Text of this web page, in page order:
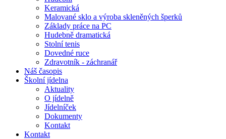
Keramická
Malované sklo a výroba skleněných šperků
Základy práce na PC
Hudebně dramatická
Stolní tenis
Dovedné ruce
Zdravotník - záchranář
Náš časopis
Školní jídelna
Aktuality
O jídelně
Jídelníček
Dokumenty
Kontakt
Kontakt